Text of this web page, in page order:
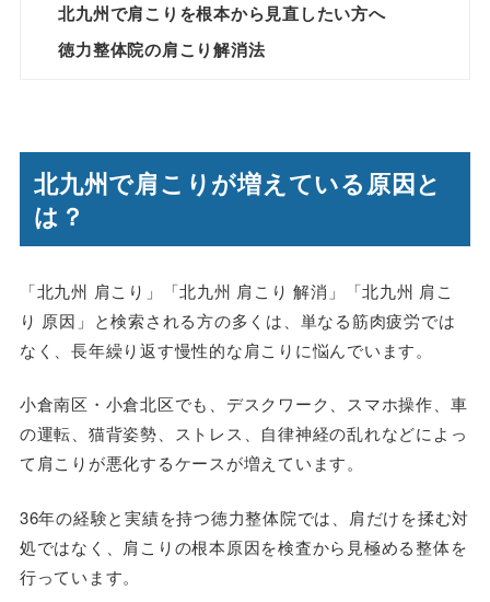
北九州で肩こりを根本から見直したい方へ
徳力整体院の肩こり解消法
北九州で肩こりが増えている原因と
は？
「北九州 肩こり」「北九州 肩こり 解消」「北九州 肩こ
り 原因」と検索される方の多くは、単なる筋肉疲労では
なく、長年繰り返す慢性的な肩こりに悩んでいます。
小倉南区・小倉北区でも、デスクワーク、スマホ操作、車
の運転、猫背姿勢、ストレス、自律神経の乱れなどによっ
て肩こりが悪化するケースが増えています。
36年の経験と実績を持つ徳力整体院では、肩だけを揉む対
処ではなく、肩こりの根本原因を検査から見極める整体を
行っています。